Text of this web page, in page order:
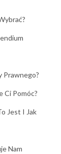
Prawnego?
Ci Pomóc?
Jest I Jak
Nam